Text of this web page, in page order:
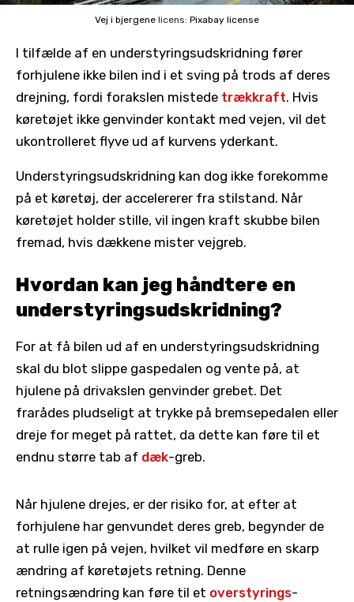
Vej i bjergene licens: Pixabay license
I tilfælde af en understyringsudskridning fører
forhjulene ikke bilen ind i et sving på trods af deres
drejning, fordi forakslen mistede trækkraft. Hvis
køretøjet ikke genvinder kontakt med vejen, vil det
ukontrolleret flyve ud af kurvens yderkant.
Understyringsudskridning kan dog ikke forekomme
på et køretøj, der accelererer fra stilstand. Når
køretøjet holder stille, vil ingen kraft skubbe bilen
fremad, hvis dækkene mister vejgreb.
Hvordan kan jeg håndtere en
understyringsudskridning?
For at få bilen ud af en understyringsudskridning
skal du blot slippe gaspedalen og vente på, at
hjulene på drivakslen genvinder grebet. Det
frarådes pludseligt at trykke på bremsepedalen eller
dreje for meget på rattet, da dette kan føre til et
endnu større tab af dæk-greb.
Når hjulene drejes, er der risiko for, at efter at
forhjulene har genvundet deres greb, begynder de
at rulle igen på vejen, hvilket vil medføre en skarp
ændring af køretøjets retning. Denne
retningsændring kan føre til et overstyrings-